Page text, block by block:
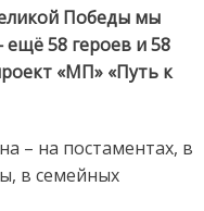
Победы мы
58 героев и 58
«МП» «Путь к
– на постаментах, в
в семейных